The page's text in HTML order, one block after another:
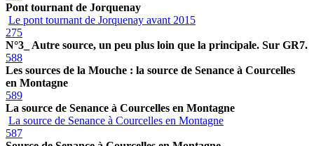
Pont tournant de Jorquenay
Le pont tournant de Jorquenay avant 2015
275
N°3_ Autre source, un peu plus loin que la principale. Sur GR7.
588
Les sources de la Mouche : la source de Senance à Courcelles
en Montagne
589
La source de Senance à Courcelles en Montagne
La source de Senance à Courcelles en Montagne
587